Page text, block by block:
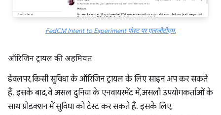
FedCM Intent to Experiment पोस्ट पर एलजीटीएम.
ऑरिजिन ट्रायल की अहमियत
डेवलपर, किसी सुविधा के ऑरिजिन ट्रायल के लिए साइन अप कर सकते
हैं. इसके बाद, वे असल दुनिया के एनवायरमेंट में, असली उपयोगकर्ताओं के
साथ प्रोडक्शन में सुविधा को टेस्ट कर सकते हैं. इसके लिए,